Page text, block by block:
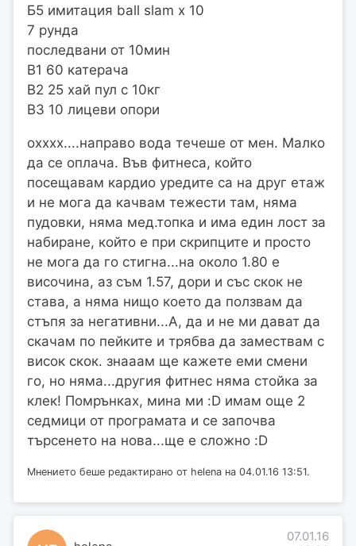
Б5 имитация ball slam х 10
7 рунда
последвани от 10мин
В1 60 катерача
В2 25 хай пул с 10кг
В3 10 лицеви опори
охххх....направо вода течеше от мен. Малко
да се оплача. Във фитнеса, който
посещавам кардио уредите са на друг етаж
и не мога да качвам тежести там, няма
пудовки, няма мед.топка и има един лост за
набиране, който е при скрипците и просто
не мога да го стигна...на около 1.80 е
височина, аз съм 1.57, дори и със скок не
става, а няма нищо което да ползвам да
стъпя за негативни...А, да и не ми дават да
скачам по пейките и трябва да замествам с
висок скок. знааам ще кажете еми смени
го, но няма...другия фитнес няма стойка за
клек! Помрънках, мина ми :D имам още 2
седмици от програмата и се започва
търсенето на нова...ще е сложно :D
Мнението беше редактирано от helena на 04.01.16 13:51.
07.01.16